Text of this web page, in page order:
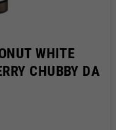
WHITE
CHUBBY DA